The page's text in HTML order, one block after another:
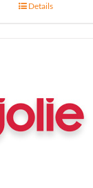
Details